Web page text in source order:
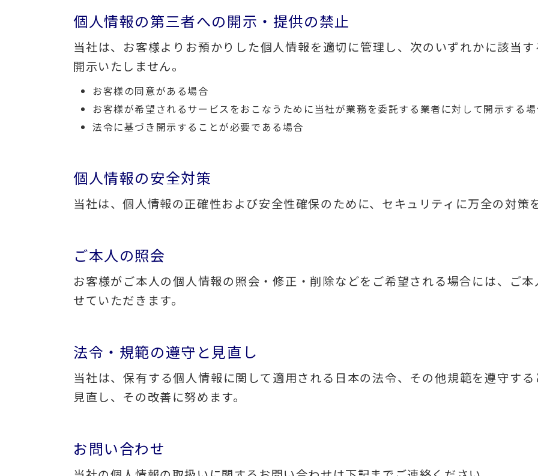
個人情報の第三者への開示・提供の禁止
当社は、お客様よりお預かりした個人情報を適切に管理し、次のいずれかに該当
開示いたしません。
お客様の同意がある場合
お客様が希望されるサービスをおこなうために当社が業務を委託する業者に対して開示する
法令に基づき開示することが必要である場合
個人情報の安全対策
当社は、個人情報の正確性および安全性確保のために、セキュリティに万全の対策
ご本人の照会
お客様がご本人の個人情報の照会・修正・削除などをご希望される場合には、ご
せていただきます。
法令・規範の遵守と見直し
当社は、保有する個人情報に関して適用される日本の法令、その他規範を遵守す
見直し、その改善に努めます。
お問い合わせ